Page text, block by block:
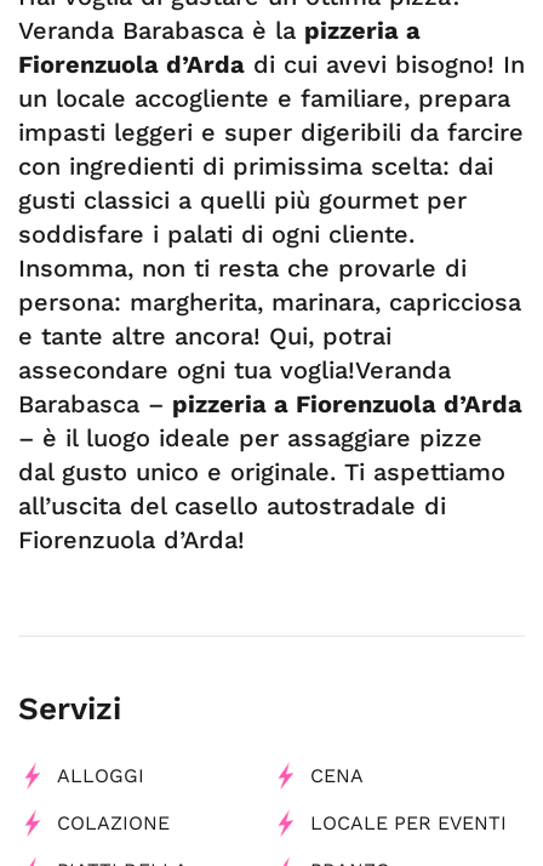
Veranda Barabasca è la pizzeria a
Fiorenzuola d’Arda di cui avevi bisogno! In
un locale accogliente e familiare, prepara
impasti leggeri e super digeribili da farcire
con ingredienti di primissima scelta: dai
gusti classici a quelli più gourmet per
soddisfare i palati di ogni cliente.
Insomma, non ti resta che provarle di
persona: margherita, marinara, capricciosa
e tante altre ancora! Qui, potrai
assecondare ogni tua voglia!Veranda
Barabasca – pizzeria a Fiorenzuola d’Arda
– è il luogo ideale per assaggiare pizze
dal gusto unico e originale. Ti aspettiamo
all’uscita del casello autostradale di
Fiorenzuola d’Arda!
Servizi
ALLOGGI CENA
COLAZIONE LOCALE PER EVENTI